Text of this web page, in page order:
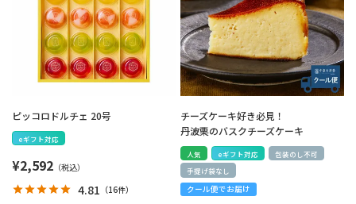
ピッコロドルチェ 20号
eギフト対応
¥2,592
4.81 （16件）
チーズケーキ好き必見！
丹波栗のバスクチーズケーキ
人気 eギフト対応
包装のし不可
手提げ袋なし
クール便でお届け